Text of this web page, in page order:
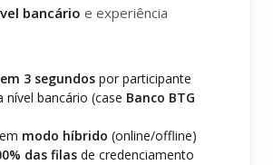
bancário e experiência
3 segundos por participante
nível bancário (case Banco BTG
modo híbrido (online/offline)
das filas de credenciamento